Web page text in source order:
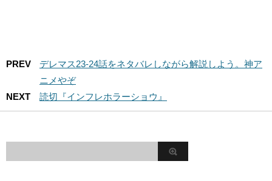
PREV
デレマス23-24話をネタバレしながら解説しよう。神ア
ニメやぞ
NEXT
読切『インフレホラーショウ』